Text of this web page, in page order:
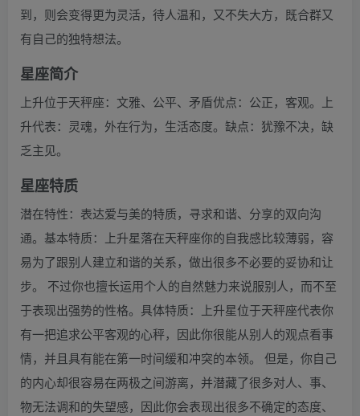
到，则会变得更为灵活，待人温和，又不失大方，既合群又
有自己的独特想法。
星座简介
上升位于天秤座：文雅、公平、矛盾优点：公正，客观。上
升代表：灵魂，外在行为，生活态度。缺点：犹豫不决，缺
乏主见。
星座特质
潜在特性：表达爱与美的特质，寻求和谐、分享的双向沟
通。基本特质：上升星落在天秤座你的自我感比较薄弱，容
易为了跟别人建立和谐的关系，做出很多不必要的妥协和让
步。 不过你也擅长运用个人的自然魅力来说服别人，而不至
于表现出强势的性格。具体特质：上升星位于天秤座代表你
有一把追求公平客观的心秤，因此你很能从别人的观点看事
情，并且具有能在第一时间缓和冲突的本领。 但是，你自己
的内心却很容易在两极之间游离，并潜藏了很多对人、事、
物无法调和的失望感，因此你会表现出很多不确定的态度、